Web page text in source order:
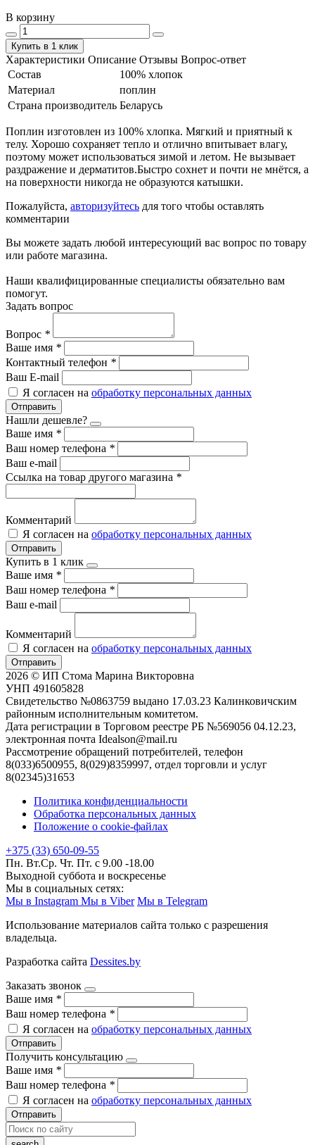
В корзину
Купить в 1 клик
Характеристики Описание Отзывы Вопрос-ответ
Состав
100% хлопок
Материал
поплин
Страна производитель Беларусь
Поплин изготовлен из 100% хлопка. Мягкий и приятный к
телу. Хорошо сохраняет тепло и отлично впитывает влагу,
поэтому может использоваться зимой и летом. Не вызывает
раздражение и дерматитов.Быстро сохнет и почти не мнётся, а
на поверхности никогда не образуются катышки.
Пожалуйста, авторизуйтесь для того чтобы оставлять
комментарии
Вы можете задать любой интересующий вас вопрос по товару
или работе магазина.
Наши квалифицированные специалисты обязательно вам
помогут.
Задать вопрос
Вопрос *
Ваше имя *
Контактный телефон *
Ваш E-mail
Я согласен на обработку персональных данных
Отправить
Нашли дешевле?
Ваше имя *
Ваш номер телефона *
Ваш e-mail
Ссылка на товар другого магазина *
Комментарий
Я согласен на обработку персональных данных
Отправить
Купить в 1 клик
Ваше имя *
Ваш номер телефона *
Ваш e-mail
Комментарий
Я согласен на обработку персональных данных
Отправить
2026 © ИП Стома Марина Викторовна
УНП 491605828
Свидетельство №0863759 выдано 17.03.23 Калинковичским
районным исполнительным комитетом.
Дата регистрации в Торговом реестре РБ №569056 04.12.23,
электронная почта Idealson@mail.ru
Рассмотрение обращений потребителей, телефон
8(033)6500955, 8(029)8359997, отдел торговли и услуг
8(02345)31653
Политика конфиденциальности
Обработка персональных данных
Положение о cookie-файлах
+375 (33) 650-09-55
Пн. Вт.Ср. Чт. Пт. с 9.00 -18.00
Выходной суббота и воскресенье
Мы в социальных сетях:
Мы в Instagram Мы в Viber Мы в Telegram
Использование материалов сайта только с разрешения
владельца.
Разработка сайта Dessites.by
Заказать звонок
Ваше имя *
Ваш номер телефона *
Я согласен на обработку персональных данных
Отправить
Получить консультацию
Ваше имя *
Ваш номер телефона *
Я согласен на обработку персональных данных
Отправить